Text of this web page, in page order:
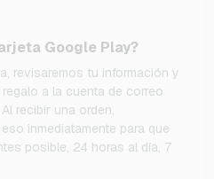
Google Play?
revisaremos tu información y
a la cuenta de correo
recibir una orden,
inmediatamente para que
posible, 24 horas al día, 7